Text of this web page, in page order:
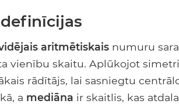
aritmētiskais numuru
vienību skaitu. Aplūkojot
rādītājs, lai sasniegtu
a mediāna ir skaitlis, kas